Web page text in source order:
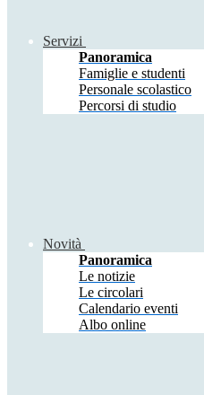
Servizi
Panoramica
Famiglie e studenti
Personale scolastico
Percorsi di studio
Novità
Panoramica
Le notizie
Le circolari
Calendario eventi
Albo online